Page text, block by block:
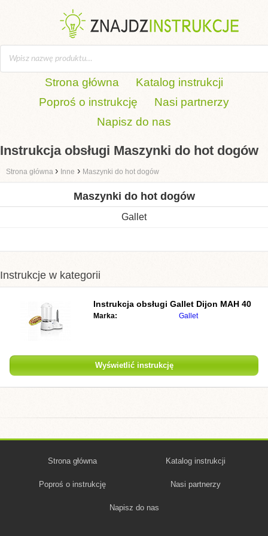
Strona główna
Katalog instrukcji
Poproś o instrukcję
Nasi partnerzy
Napisz do nas
Instrukcja obsługi Maszynki do hot dogów
Strona główna › Inne › Maszynki do hot dogów
Maszynki do hot dogów
Gallet
Instrukcje w kategorii
Instrukcja obsługi Gallet Dijon MAH 40
Marka: Gallet
Wyświetlić instrukcję
Strona główna Katalog instrukcji
Poproś o instrukcję Nasi partnerzy
Napisz do nas